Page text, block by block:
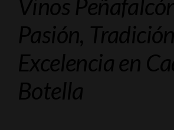
Vinos
Pasión,
Excelencia en
Botella